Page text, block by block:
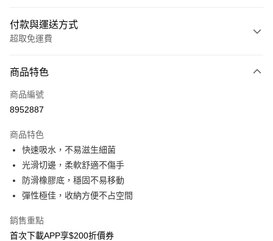
付款與運送方式
超取免運費
信用卡一次付款
信用卡分期付款
合作金庫商業銀行
華南商業銀行
上海商業儲蓄銀行
國泰世華商業銀行
臺灣中小企業銀行
聯邦商業銀行
元大商業銀行
超商取貨付款
LINE Pay
Apple Pay
悠遊付
商品特色
商品編號
8952887
商品特色
快速吸水，不易滋生細菌
光滑切邊，柔軟舒適不傷手
防滑橡膠底，穩固不易移動
彈性極佳，收納方便不占空間
銷售重點
首次下載APP享$200折價券